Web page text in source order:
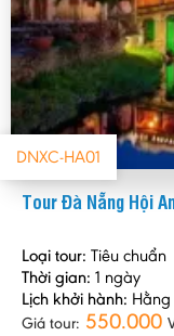
DNXC-HA01
Tour Đà Nẵng Hội
Loại tour: Tiêu chuẩn
Thời gian: 1 ngày
Lịch khởi hành:
Giá tour: 550.000